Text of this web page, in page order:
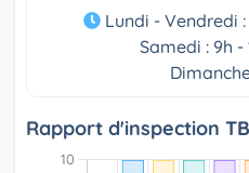
Lundi - Vendredi :
Samedi : 9h -
Rapport d'inspection